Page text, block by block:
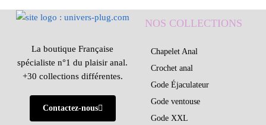
La boutique Française
spécialiste n°1 du plaisir anal.
+30 collections différentes.
Contactez-nous
NOS COLLECTIONS
Chapelet Anal
Crochet anal
Gode Éjaculateur
Gode ventouse
Gode XXL